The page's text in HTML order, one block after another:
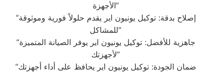
الأجهزة”
“إصلاح بدقة: توكيل يونيون اير يقدم حلولاً فورية وموثوقة
للمشاكل”
“جاهزية للأفضل: توكيل يونيون اير يوفر الصيانة المتميزة
لأجهزتك”
“ضمان الجودة: توكيل يونيون اير يحافظ على أداء أجهزتك